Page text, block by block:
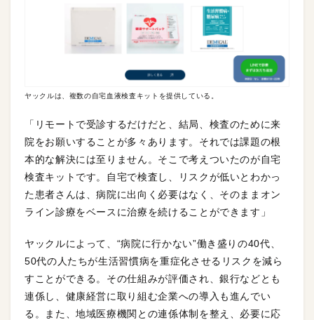
ヤックルは、複数の自宅血液検査キットを提供している。
「リモートで受診するだけだと、結局、検査のために来
院をお願いすることが多々あります。それでは課題の根
本的な解決には至りません。そこで考えついたのが自宅
検査キットです。自宅で検査し、リスクが低いとわかっ
た患者さんは、病院に出向く必要はなく、そのままオン
ライン診療をベースに治療を続けることができます」
ヤックルによって、“病院に行かない”働き盛りの40代、
50代の人たちが生活習慣病を重症化させるリスクを減ら
すことができる。その仕組みが評価され、銀行などとも
連係し、健康経営に取り組む企業への導入も進んでい
る。また、地域医療機関との連係体制を整え、必要に応